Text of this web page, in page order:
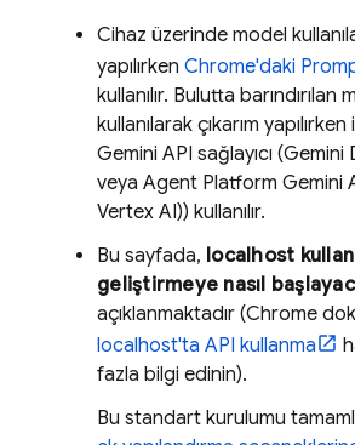
Cihaz üzerinde model
yapılırken Chrome'daki
kullanılır. Bulutta barındırılan
kullanılarak çıkarım
Gemini API sağlayıcı (Gemini
veya Agent Platform Gemini
Vertex AI)) kullanılır.
Bu sayfada, localhost
geliştirmeye nasıl
açıklanmaktadır (Chrome
localhost'ta API kullanma
fazla bilgi edinin).
Bu standart kurulumu